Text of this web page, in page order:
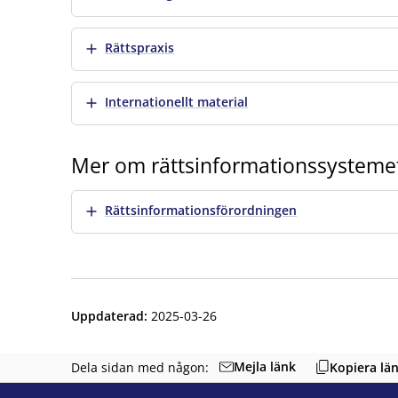
Visa merRättspraxis
Visa merInternationellt material
Mer om
Visa merRättsinformationsförordningen
Uppdaterad: 2025-03-26
Dela sidan med någon: Mejla länk Kopiera